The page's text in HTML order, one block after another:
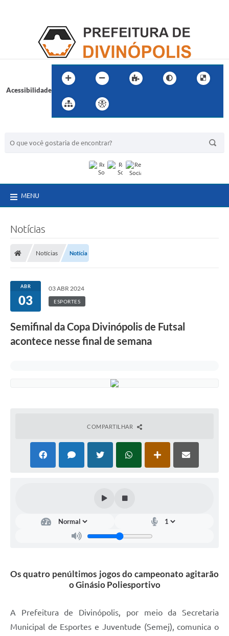
Acessibilidade
MENU
Notícias
Notícias Notícia
ABR
03
03 ABR 2024
ESPORTES
Semifinal da Copa Divinópolis de Futsal
acontece nesse final de semana
COMPARTILHAR
Os quatro penúltimos jogos do campeonato agitarão
o Ginásio Poliesportivo
A Prefeitura de Divinópolis, por meio da Secretaria
Municipal de Esportes e Juventude (Semej), comunica o